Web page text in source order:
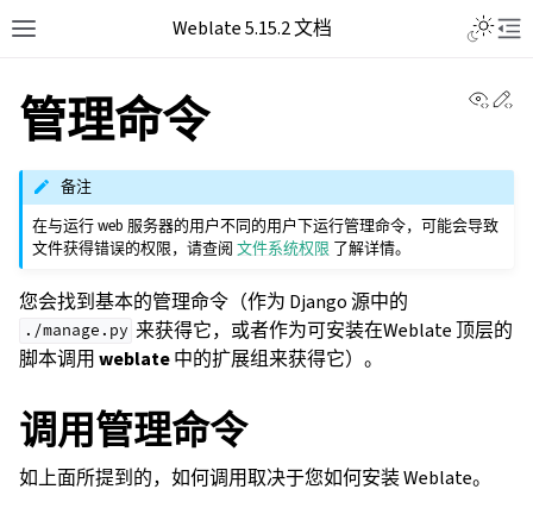
Weblate 5.15.2 文档
管理命令
备注
在与运行 web 服务器的用户不同的用户下运行管理命令，可能会导致
文件获得错误的权限，请查阅文件系统权限 了解详情。
您会找到基本的管理命令（作为 Django 源中的
./manage.py 来获得它，或者作为可安装在Weblate 顶层的
脚本调用weblate中的扩展组来获得它）。
调用管理命令
如上面所提到的，如何调用取决于您如何安装 Weblate。